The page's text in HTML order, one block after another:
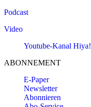
Podcast
Video
Youtube-Kanal Hiya!
ABONNEMENT
E-Paper
Newsletter
Abonnieren